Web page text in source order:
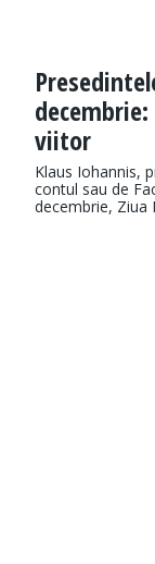
viitor
Klaus Iohannis,
contul sau de
decembrie, Ziua